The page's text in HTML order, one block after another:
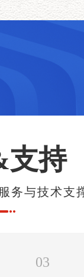
支持
务与技术支
03